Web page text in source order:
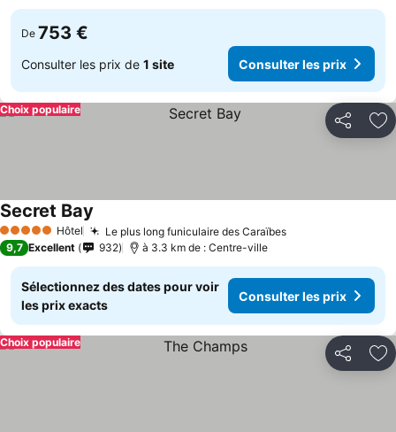
De 753 €
Consulter les prix de 1 site Consulter les prix
Partager
Choix populaire
5 Étoiles Hôtel Le plus long funiculaire des CaraïbesConsulter les
Secret Bay
9,7 Excellent 932 à 3.3 km de : Centre-ville
Sélectionnez des dates pour voir
les prix exacts
Consulter les prix
Partager
Choix populaire